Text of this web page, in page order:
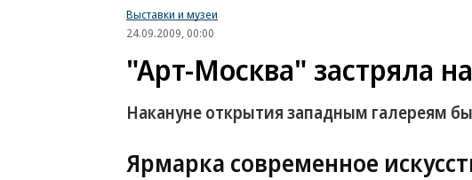
Выставки и музеи
24.09.2009, 00:00
"Арт-Москва" застряла
Накануне открытия западным галереям
Ярмарка современное